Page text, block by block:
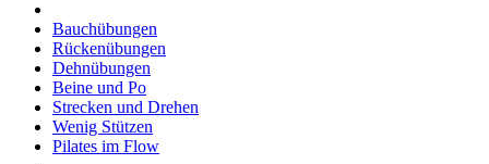
Bauchübungen
Rückenübungen
Dehnübungen
Beine und Po
Strecken und Drehen
Wenig Stützen
Pilates im Flow